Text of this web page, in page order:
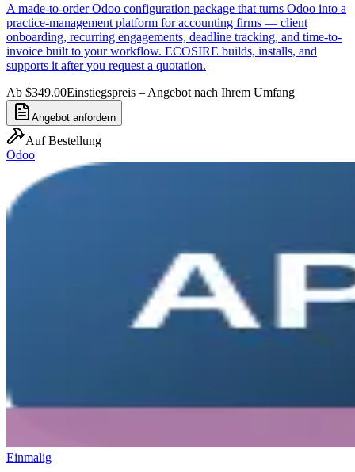
A made-to-order Odoo configuration package that turns Odoo into a
practice-management platform for accounting firms — client
onboarding, recurring engagements, deadline tracking, and time-to-
invoice built to your workflow. ECOSIRE builds, installs, and
supports it after you request a quotation.
Ab $349.00Einstiegspreis – Angebot nach Ihrem Umfang
Angebot anfordern
Auf Bestellung
Odoo
Einmalig